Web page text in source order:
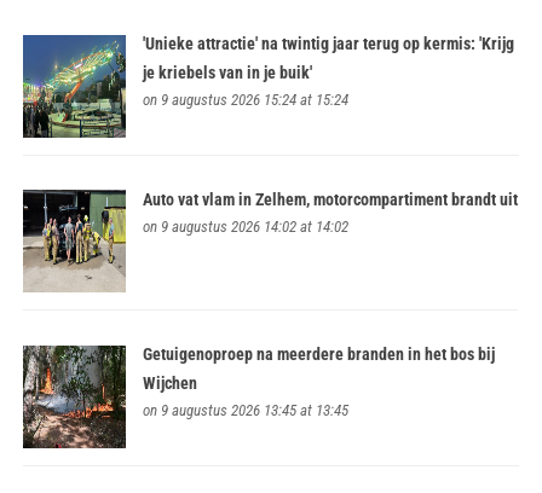
'Unieke attractie' na twintig jaar terug op kermis: 'Krijg
je kriebels van in je buik'
on 9 augustus 2026 15:24 at 15:24
Auto vat vlam in Zelhem, motorcompartiment brandt uit
on 9 augustus 2026 14:02 at 14:02
Getuigenoproep na meerdere branden in het bos bij
Wijchen
on 9 augustus 2026 13:45 at 13:45